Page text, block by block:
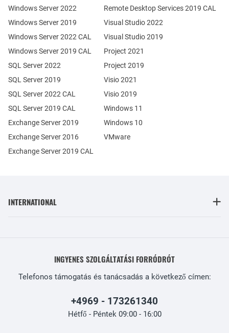
Windows Server 2022
Windows Server 2019
Exchange Server 2019
Exchange Server 2016
SQL Server 2022
SQL Server 2019
Windows Server 2022 CAL
Windows Server 2019 CAL
SQL Server 2022 CAL
SQL Server 2019 CAL
Remote Desktop Services 2019 CAL
Exchange Server 2019 CAL
Visual Studio 2022
Visual Studio 2019
Project 2021
Project 2019
Visio 2021
Visio 2019
Windows 11
Windows 10
VMware
INTERNATIONAL
INGYENES SZOLGÁLTATÁSI FORRÓDRÓT
Telefonos támogatás és tanácsadás a következő címen:
+4969 - 173261340
Hétfő - Péntek 09:00 - 16:00